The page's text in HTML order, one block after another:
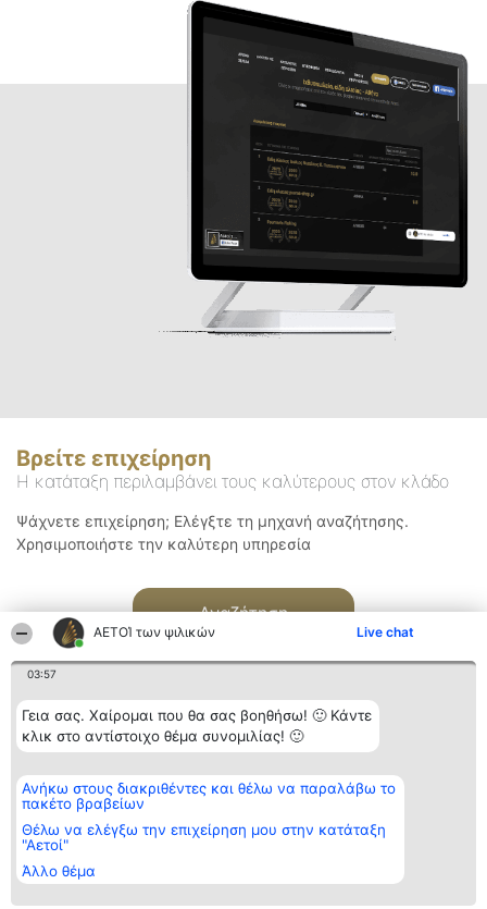
ΑΕΤΟΊ των ψιλικών Live chat
03:57
Γεια σας. Χαίρομαι που θα σας βοηθήσω! 🙂 Κάντε
κλικ στο αντίστοιχο θέμα συνομιλίας! 🙂
Ανήκω στους διακριθέντες και θέλω να παραλάβω το
πακέτο βραβείων
Θέλω να ελέγξω την επιχείρηση μου στην κατάταξη
"Αετοί"
Άλλο θέμα
Βρείτε επιχείρηση
Η κατάταξη περιλαμβάνει τους καλύτερους στον κλάδο
Ψάχνετε επιχείρηση; Ελέγξτε τη μηχανή αναζήτησης.
Χρησιμοποιήστε την καλύτερη υπηρεσία
Αναζήτηση
Διοργανωτής της
κατάταξης
BEAUTIFUL COMPANY
ΤΗΛ. ΕΠΙΚΟΙΝΩΝΙΑΣ:
2104128019
email:
aetoi@beautifulcompany.co
Κατάταξη
Διακριθέντες
των
διακριθέντων
προϋποθέσεις
Επικοινωνία
Επικοινωνία